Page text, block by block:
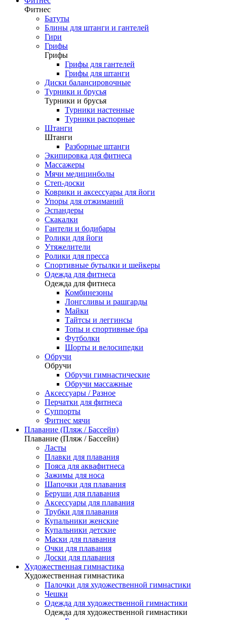
Фитнес
Батуты
Блины для штанги и гантелей
Гири
Грифы
Грифы
Грифы для гантелей
Грифы для штанги
Диски балансировочные
Турники и брусья
Турники и брусья
Турники настенные
Турники распорные
Штанги
Штанги
Разборные штанги
Экипировка для фитнеса
Массажеры
Мячи медицинболы
Степ-доски
Коврики и аксессуары для йоги
Упоры для отжиманий
Эспандеры
Скакалки
Гантели и бодибары
Ролики для йоги
Утяжелители
Ролики для пресса
Спортивные бутылки и шейкеры
Одежда для фитнеса
Одежда для фитнеса
Комбинезоны
Лонгсливы и рашгарды
Майки
Тайтсы и леггинсы
Топы и спортивные бра
Футболки
Шорты и велосипедки
Обручи
Обручи
Обручи гимнастические
Обручи массажные
Аксессуары / Разное
Перчатки для фитнеса
Суппорты
Фитнес мячи
Плавание (Пляж / Бассейн)
Плавание (Пляж / Бассейн)
Ласты
Плавки для плавания
Пояса для аквафитнеса
Зажимы для носа
Шапочки для плавания
Беруши для плавания
Аксессуары для плавания
Трубки для плавания
Купальники женские
Купальники детские
Маски для плавания
Очки для плавания
Доски для плавания
Художественная гимнастика
Художественная гимнастика
Палочки для художественной гимнастики
Чешки
Одежда для художественной гимнастики
Одежда для художественной гимнастики